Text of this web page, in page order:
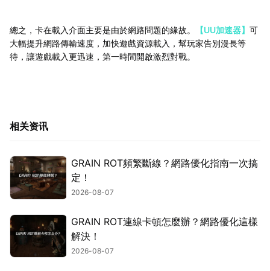
總之，卡在載入介面主要是由於網路問題的緣故。 【UU加速器】 可
大幅提升網路傳輸速度，加快遊戲資源載入，幫玩家告別漫長等
待，讓遊戲載入更迅速，第一時間開啟激烈對戰。
相关资讯
GRAIN ROT頻繁斷線？網路優化指南一次搞
定！
2026-08-07
GRAIN ROT連線卡頓怎麼辦？網路優化這樣
解決！
2026-08-07